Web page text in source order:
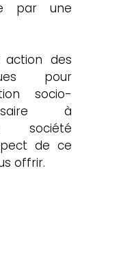
des
pour
socio-
à
société
de ce
offrir.